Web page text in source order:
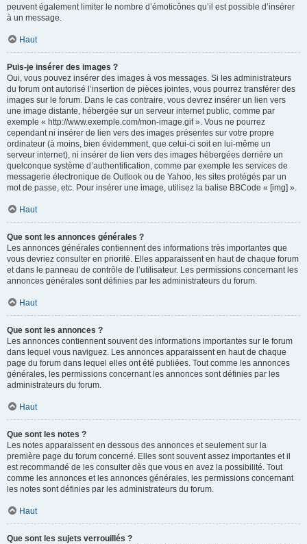
peuvent également limiter le nombre d’émoticônes qu’il est possible d’insérer
à un message.
Haut
Puis-je insérer des images ?
Oui, vous pouvez insérer des images à vos messages. Si les administrateurs
du forum ont autorisé l’insertion de pièces jointes, vous pourrez transférer des
images sur le forum. Dans le cas contraire, vous devrez insérer un lien vers
une image distante, hébergée sur un serveur internet public, comme par
exemple « http://www.exemple.com/mon-image.gif ». Vous ne pourrez
cependant ni insérer de lien vers des images présentes sur votre propre
ordinateur (à moins, bien évidemment, que celui-ci soit en lui-même un
serveur internet), ni insérer de lien vers des images hébergées derrière un
quelconque système d’authentification, comme par exemple les services de
messagerie électronique de Outlook ou de Yahoo, les sites protégés par un
mot de passe, etc. Pour insérer une image, utilisez la balise BBCode « [img] ».
Haut
Que sont les annonces générales ?
Les annonces générales contiennent des informations très importantes que
vous devriez consulter en priorité. Elles apparaissent en haut de chaque forum
et dans le panneau de contrôle de l’utilisateur. Les permissions concernant les
annonces générales sont définies par les administrateurs du forum.
Haut
Que sont les annonces ?
Les annonces contiennent souvent des informations importantes sur le forum
dans lequel vous naviguez. Les annonces apparaissent en haut de chaque
page du forum dans lequel elles ont été publiées. Tout comme les annonces
générales, les permissions concernant les annonces sont définies par les
administrateurs du forum.
Haut
Que sont les notes ?
Les notes apparaissent en dessous des annonces et seulement sur la
première page du forum concerné. Elles sont souvent assez importantes et il
est recommandé de les consulter dès que vous en avez la possibilité. Tout
comme les annonces et les annonces générales, les permissions concernant
les notes sont définies par les administrateurs du forum.
Haut
Que sont les sujets verrouillés ?